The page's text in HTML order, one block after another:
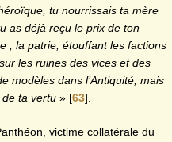
tu nourrissais ta mère
as déjà reçu le prix de ton
; la patrie, étouffant les factions
les ruines des vices et des
modèles dans l’Antiquité, mais
ta vertu » [63]
victime collatérale du